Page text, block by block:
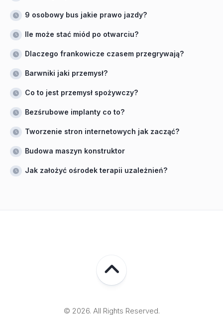
9 osobowy bus jakie prawo jazdy?
Ile może stać miód po otwarciu?
Dlaczego frankowicze czasem przegrywają?
Barwniki jaki przemysł?
Co to jest przemysł spożywczy?
Bezśrubowe implanty co to?
Tworzenie stron internetowych jak zacząć?
Budowa maszyn konstruktor
Jak założyć ośrodek terapii uzależnień?
© 2026. All Rights Reserved.